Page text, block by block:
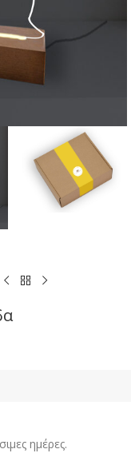
ημέρες.